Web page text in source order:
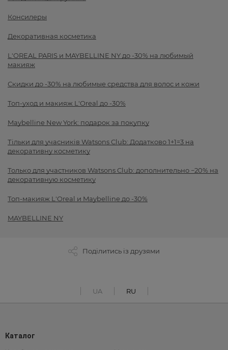
Консилеры
Декоративная косметика
L'OREAL PARIS и MAYBELLINE NY до -30% на любимый
макияж
Скидки до -30% на любимые средства для волос и кожи
Топ-уход и макияж L'Oreal до -30%
Maybelline New York: подарок за покупку
Тільки для учасників Watsons Club: Додатково 1+1=3 на
декоративну косметику
Только для участников Watsons Club: дополнительно −20% на
декоративную косметику
Топ-макияж L'Oreal и Maybelline до -30%
MAYBELLINE NY
Поділитись із друзями
UA RU
Каталог